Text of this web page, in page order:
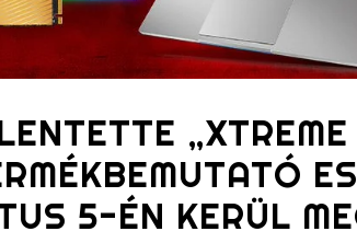
„XTREME
5-ÉN KERÜL